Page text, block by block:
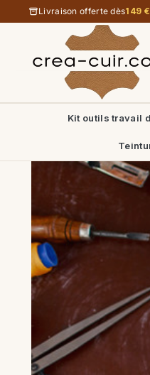
Aller au contenu
Livraison offerte dès149 €
Kit outils travail